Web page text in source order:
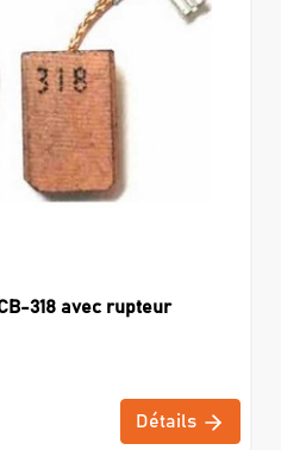
318 avec rupteur
Détails